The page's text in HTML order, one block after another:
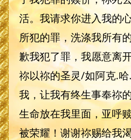
活。我请求你进入我的
所犯的罪，洗涤我所有
歉我犯了罪，我愿意离
祢以祢的圣灵/如阿克.
我，让我有终生事奉祢
生命放在我里面，亚呼
被荣耀！谢谢祢赐给我